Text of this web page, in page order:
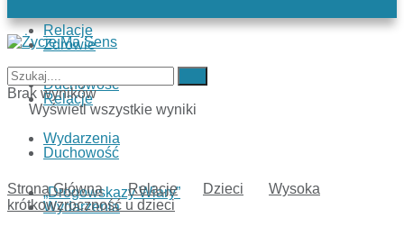
Relacje
Duchowość
Wydarzenia
„Drogowskazy Wiary”
Zdrowie
Relacje
Duchowość
Wydarzenia
Brak wyników
Wyświetl wszystkie wyniki
Strona Główna Relacje Dzieci
Wysoka
krótkowzroczność u dzieci